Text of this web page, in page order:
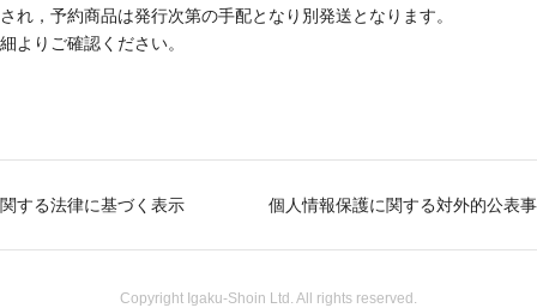
れ，予約商品は発行次第の手配となり別発送となります。
よりご確認ください。
する法律に基づく表示 個人情報保護に関する対外的公表
Copyright Igaku-Shoin Ltd. All rights reserved.